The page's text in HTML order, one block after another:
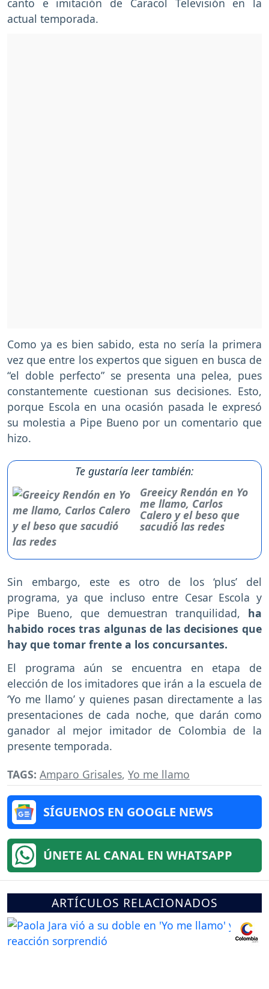
actual temporada.
Como ya es bien sabido, esta no sería la primera
vez que entre los expertos que siguen en busca de
“el doble perfecto” se presenta una pelea, pues
constantemente cuestionan sus decisiones. Esto,
porque Escola en una ocasión pasada le expresó
su molestia a Pipe Bueno por un comentario que
hizo.
Te gustaría leer también:
Greeicy Rendón en Yo
me llamo, Carlos
Calero y el beso que
sacudió las redes
Sin embargo, este es otro de los ‘plus’ del
programa, ya que incluso entre Cesar Escola y
Pipe Bueno, que demuestran tranquilidad, ha
habido roces tras algunas de las decisiones que
hay que tomar frente a los concursantes.
El programa aún se encuentra en etapa de
elección de los imitadores que irán a la escuela de
‘Yo me llamo’ y quienes pasan directamente a las
presentaciones de cada noche, que darán como
ganador al mejor imitador de Colombia de la
presente temporada.
TAGS: Amparo Grisales, Yo me llamo
SÍGUENOS EN GOOGLE NEWS
ÚNETE AL CANAL EN WHATSAPP
ARTÍCULOS RELACIONADOS